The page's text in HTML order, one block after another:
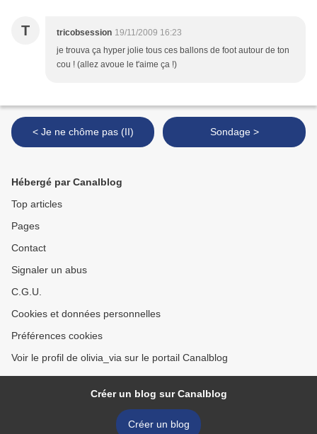
T tricobsession 19/11/2009 16:23
je trouva ça hyper jolie tous ces ballons de foot autour de ton
cou ! (allez avoue le t'aime ça !)
< Je ne chôme pas (II) Sondage >
Hébergé par Canalblog
Top articles
Pages
Contact
Signaler un abus
C.G.U.
Cookies et données personnelles
Préférences cookies
Voir le profil de olivia_via sur le portail Canalblog
Créer un blog sur Canalblog
Créer un blog